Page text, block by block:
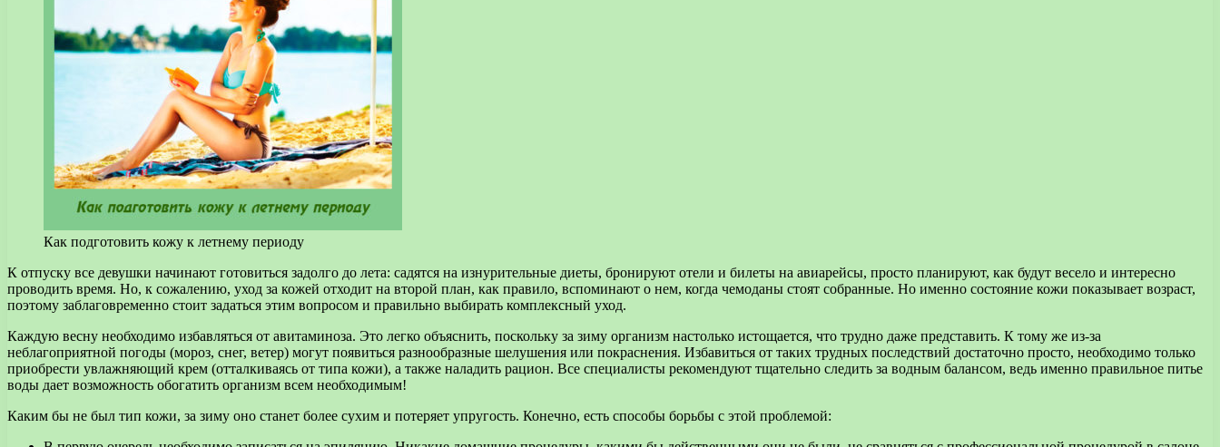
Как подготовить кожу к летнему периоду
К отпуску все девушки начинают готовиться задолго до лета: садятся на изнурительные диеты, бронируют отели и билеты на авиарейсы, просто планируют, как будут весело и интересно
проводить время. Но, к сожалению, уход за кожей отходит на второй план, как правило, вспоминают о нем, когда чемоданы стоят собранные. Но именно состояние кожи показывает возраст,
поэтому заблаговременно стоит задаться этим вопросом и правильно выбирать комплексный уход.
Каждую весну необходимо избавляться от авитаминоза. Это легко объяснить, поскольку за зиму организм настолько истощается, что трудно даже представить. К тому же из-за
неблагоприятной погоды (мороз, снег, ветер) могут появиться разнообразные шелушения или покраснения. Избавиться от таких трудных последствий достаточно просто, необходимо только
приобрести увлажняющий крем (отталкиваясь от типа кожи), а также наладить рацион. Все специалисты рекомендуют тщательно следить за водным балансом, ведь именно правильное питье
воды дает возможность обогатить организм всем необходимым!
Каким бы не был тип кожи, за зиму оно станет более сухим и потеряет упругость. Конечно, есть способы борьбы с этой проблемой: